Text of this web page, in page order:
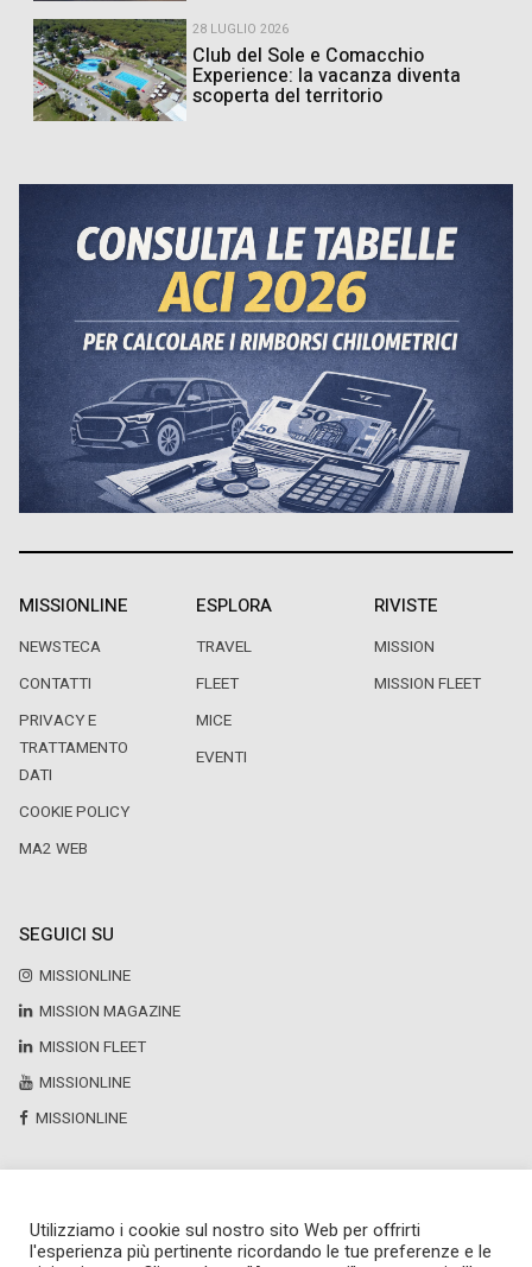
28 LUGLIO 2026
Club del Sole e Comacchio
Experience: la vacanza diventa
scoperta del territorio
MISSIONLINE
NEWSTECA
CONTATTI
PRIVACY E
TRATTAMENTO
DATI
COOKIE POLICY
MA2 WEB
ESPLORA
TRAVEL
FLEET
MICE
EVENTI
RIVISTE
MISSION
MISSION FLEET
SEGUICI SU
MISSIONLINE
MISSION MAGAZINE
MISSION FLEET
MISSIONLINE
MISSIONLINE
Copyright © 2025 by Newsteca
P.Iva 13171520151
Utilizziamo i cookie sul nostro sito Web per offrirti
l'esperienza più pertinente ricordando le tue preferenze e le